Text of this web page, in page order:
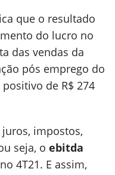
que o resultado
do lucro no
das vendas da
pós emprego do
de R$ 274
impostos,
seja, o ebitda
4T21. E assim,